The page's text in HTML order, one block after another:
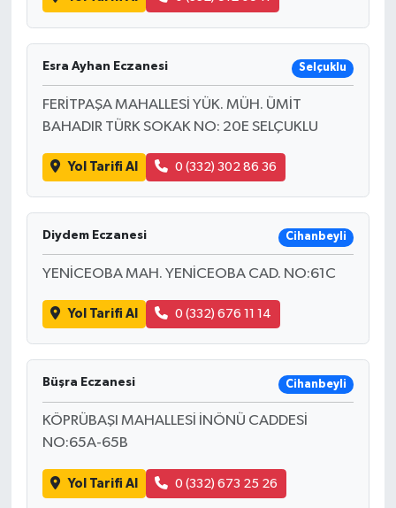
Esra Ayhan Eczanesi Selçuklu
FERİTPAŞA MAHALLESİ YÜK. MÜH. ÜMİT
BAHADIR TÜRK SOKAK NO: 20E SELÇUKLU
Yol Tarifi Al 0 (332) 302 86 36
Diydem Eczanesi Cihanbeyli
YENİCEOBA MAH. YENİCEOBA CAD. NO:61C
Yol Tarifi Al 0 (332) 676 11 14
Büşra Eczanesi Cihanbeyli
KÖPRÜBAŞI MAHALLESİ İNÖNÜ CADDESİ
NO:65A-65B
Yol Tarifi Al 0 (332) 673 25 26